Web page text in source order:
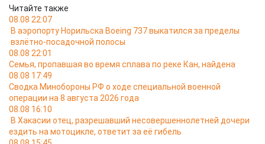
Читайте также
08.08 22:07
В аэропорту Норильска Boeing 737 выкатился за пределы
взлётно-посадочной полосы
08.08 22:01
Семья, пропавшая во время сплава по реке Кан, найдена
08.08 17:49
Сводка Минобороны РФ о ходе специальной военной
операции на 8 августа 2026 года
08.08 16:10
В Хакасии отец, разрешавший несовершеннолетней дочери
ездить на мотоцикле, ответит за её гибель